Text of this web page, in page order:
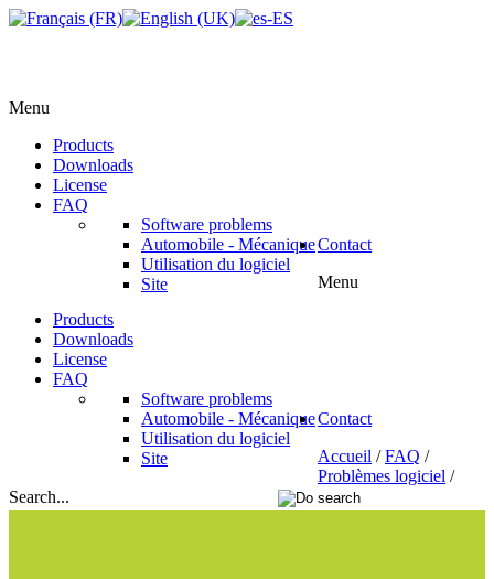
Menu
Products
Downloads
License
FAQ
Software problems
Automobile - Mécanique
Utilisation du logiciel
Site
Contact
Menu
Products
Downloads
License
FAQ
Software problems
Automobile - Mécanique
Utilisation du logiciel
Site
Contact
Accueil /FAQ /
Problèmes logiciel /
Search...